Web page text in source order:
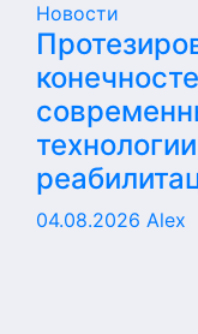
Новости
04.08.2026 Alex